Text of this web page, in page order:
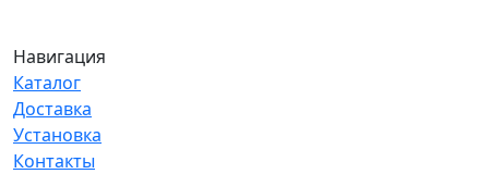
Навигация
Каталог
Доставка
Установка
Контакты